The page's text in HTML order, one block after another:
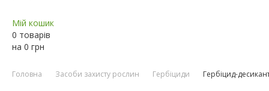
Мій кошик
0 товарів
на 0 грн
Головна Засоби захисту рослин Гербіциди Гербіцид-